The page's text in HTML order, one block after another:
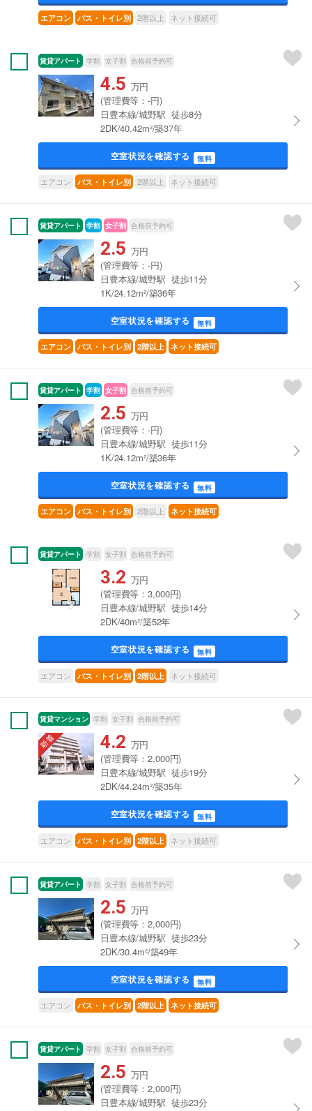
エアコン バス・トイレ別 2階以上 ネット接続可
賃貸アパート 学割 女子割 合格前予約可
4.5 万円
(管理費等：-円)
日豊本線/城野駅 徒歩8分
2DK/40.42m²/築37年
空室状況を確認する 無料
エアコン バス・トイレ別 2階以上 ネット接続可
賃貸アパート 学割 女子割 合格前予約可
2.5 万円
(管理費等：-円)
日豊本線/城野駅 徒歩11分
1K/24.12m²/築36年
空室状況を確認する 無料
エアコン バス・トイレ別 2階以上 ネット接続可
賃貸アパート 学割 女子割 合格前予約可
2.5 万円
(管理費等：-円)
日豊本線/城野駅 徒歩11分
1K/24.12m²/築36年
空室状況を確認する 無料
エアコン バス・トイレ別 2階以上 ネット接続可
賃貸アパート 学割 女子割 合格前予約可
3.2 万円
(管理費等：3,000円)
日豊本線/城野駅 徒歩14分
2DK/40m²/築52年
空室状況を確認する 無料
エアコン バス・トイレ別 2階以上 ネット接続可
賃貸マンション 学割 女子割 合格前予約可
4.2 万円
(管理費等：2,000円)
日豊本線/城野駅 徒歩19分
2DK/44.24m²/築35年
空室状況を確認する 無料
エアコン バス・トイレ別 2階以上 ネット接続可
賃貸アパート 学割 女子割 合格前予約可
2.5 万円
(管理費等：2,000円)
日豊本線/城野駅 徒歩23分
2DK/30.4m²/築49年
空室状況を確認する 無料
エアコン バス・トイレ別 2階以上 ネット接続可
賃貸アパート 学割 女子割 合格前予約可
2.5 万円
(管理費等：2,000円)
日豊本線/城野駅 徒歩23分